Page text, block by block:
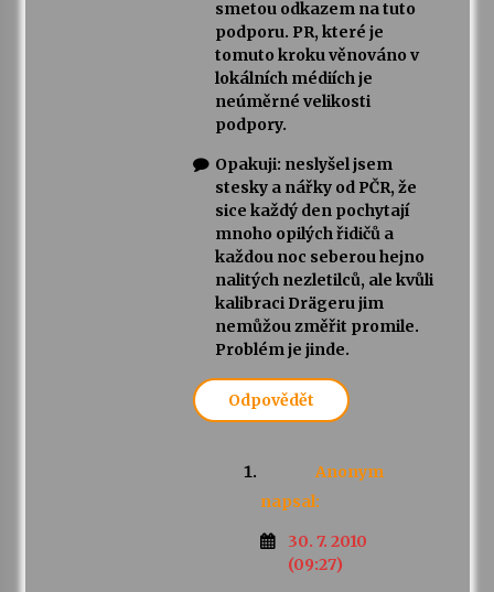
smetou odkazem na tuto
podporu. PR, které je
tomuto kroku věnováno v
lokálních médiích je
neúměrné velikosti
podpory.
Opakuji: neslyšel jsem
stesky a nářky od PČR, že
sice každý den pochytají
mnoho opilých řidičů a
každou noc seberou hejno
nalitých nezletilců, ale kvůli
kalibraci Drägeru jim
nemůžou změřit promile.
Problém je jinde.
Odpovědět
Anonym
napsal:
30. 7. 2010
(09:27)